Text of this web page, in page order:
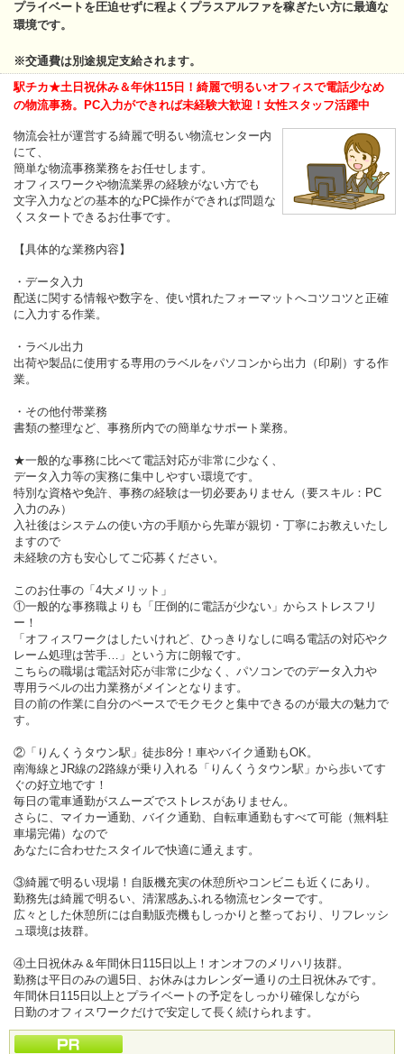
プライベートを圧迫せずに程よくプラスアルファを稼ぎたい方に最適な
環境です。
※交通費は別途規定支給されます。
駅チカ★土日祝休み＆年休115日！綺麗で明るいオフィスで電話少なめ
の物流事務。PC入力ができれば未経験大歓迎！女性スタッフ活躍中
物流会社が運営する綺麗で明るい物流センター内
にて、
簡単な物流事務業務をお任せします。
オフィスワークや物流業界の経験がない方でも
文字入力などの基本的なPC操作ができれば問題な
くスタートできるお仕事です。
【具体的な業務内容】
・データ入力
配送に関する情報や数字を、使い慣れたフォーマットへコツコツと正確
に入力する作業。
・ラベル出力
出荷や製品に使用する専用のラベルをパソコンから出力（印刷）する作
業。
・その他付帯業務
書類の整理など、事務所内での簡単なサポート業務。
★一般的な事務に比べて電話対応が非常に少なく、
データ入力等の実務に集中しやすい環境です。
特別な資格や免許、事務の経験は一切必要ありません（要スキル：PC
入力のみ）
入社後はシステムの使い方の手順から先輩が親切・丁寧にお教えいたし
ますので
未経験の方も安心してご応募ください。
このお仕事の「4大メリット」
①一般的な事務職よりも「圧倒的に電話が少ない」からストレスフリ
ー！
「オフィスワークはしたいけれど、ひっきりなしに鳴る電話の対応やク
レーム処理は苦手…」という方に朗報です。
こちらの職場は電話対応が非常に少なく、パソコンでのデータ入力や
専用ラベルの出力業務がメインとなります。
目の前の作業に自分のペースでモクモクと集中できるのが最大の魅力で
す。
②「りんくうタウン駅」徒歩8分！車やバイク通勤もOK。
南海線とJR線の2路線が乗り入れる「りんくうタウン駅」から歩いてす
ぐの好立地です！
毎日の電車通勤がスムーズでストレスがありません。
さらに、マイカー通勤、バイク通勤、自転車通勤もすべて可能（無料駐
車場完備）なので
あなたに合わせたスタイルで快適に通えます。
③綺麗で明るい現場！自販機充実の休憩所やコンビニも近くにあり。
勤務先は綺麗で明るい、清潔感あふれる物流センターです。
広々とした休憩所には自動販売機もしっかりと整っており、リフレッシ
ュ環境は抜群。
④土日祝休み＆年間休日115日以上！オンオフのメリハリ抜群。
勤務は平日のみの週5日、お休みはカレンダー通りの土日祝休みです。
年間休日115日以上とプライベートの予定をしっかり確保しながら
日勤のオフィスワークだけで安定して長く続けられます。